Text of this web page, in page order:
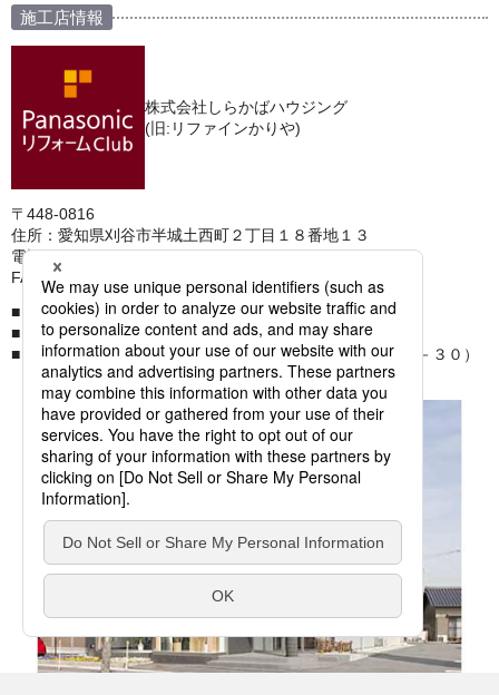
施工店情報
株式会社しらかばハウジング
(旧:リファインかりや)
〒448-0816
住所：愛知県刈谷市半城土西町２丁目１８番地１３
電話：0566-21-8171
FAX：0566-21-8173
運営会社名 株式会社しらかばハウジング
建設業 愛知県知事許可（般－７）第４５２０１号
建築士事務所 一級建築士事務所：愛知県知事登録（い－３０）
第９２５６号